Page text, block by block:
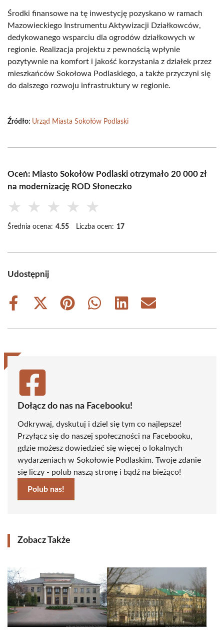
Środki finansowe na tę inwestycję pozyskano w ramach
Mazowieckiego Instrumentu Aktywizacji Działkowców,
dedykowanego wsparciu dla ogrodów działkowych w
regionie. Realizacja projektu z pewnością wpłynie
pozytywnie na komfort i jakość korzystania z działek przez
mieszkańców Sokołowa Podlaskiego, a także przyczyni się
do dalszego rozwoju infrastruktury w regionie.
Źródło: Urząd Miasta Sokołów Podlaski
Oceń: Miasto Sokołów Podlaski otrzymało 20 000 zł
na modernizację ROD Słoneczko
★ ★ ★ ★ ★
Średnia ocena: 4.55 Liczba ocen: 17
Udostępnij
Share
Share
(Twitter)
Share
Share
Share
Share
Dołącz do nas na Facebooku!
Odkrywaj, dyskutuj i dziel się tym co najlepsze!
Przyłącz się do naszej społeczności na Facebooku,
gdzie możesz dowiedzieć się więcej o lokalnych
wydarzeniach w Sokołowie Podlaskim. Twoje zdanie
się liczy - polub naszą stronę i bądź na bieżąco!
Polub nas!
Zobacz Także